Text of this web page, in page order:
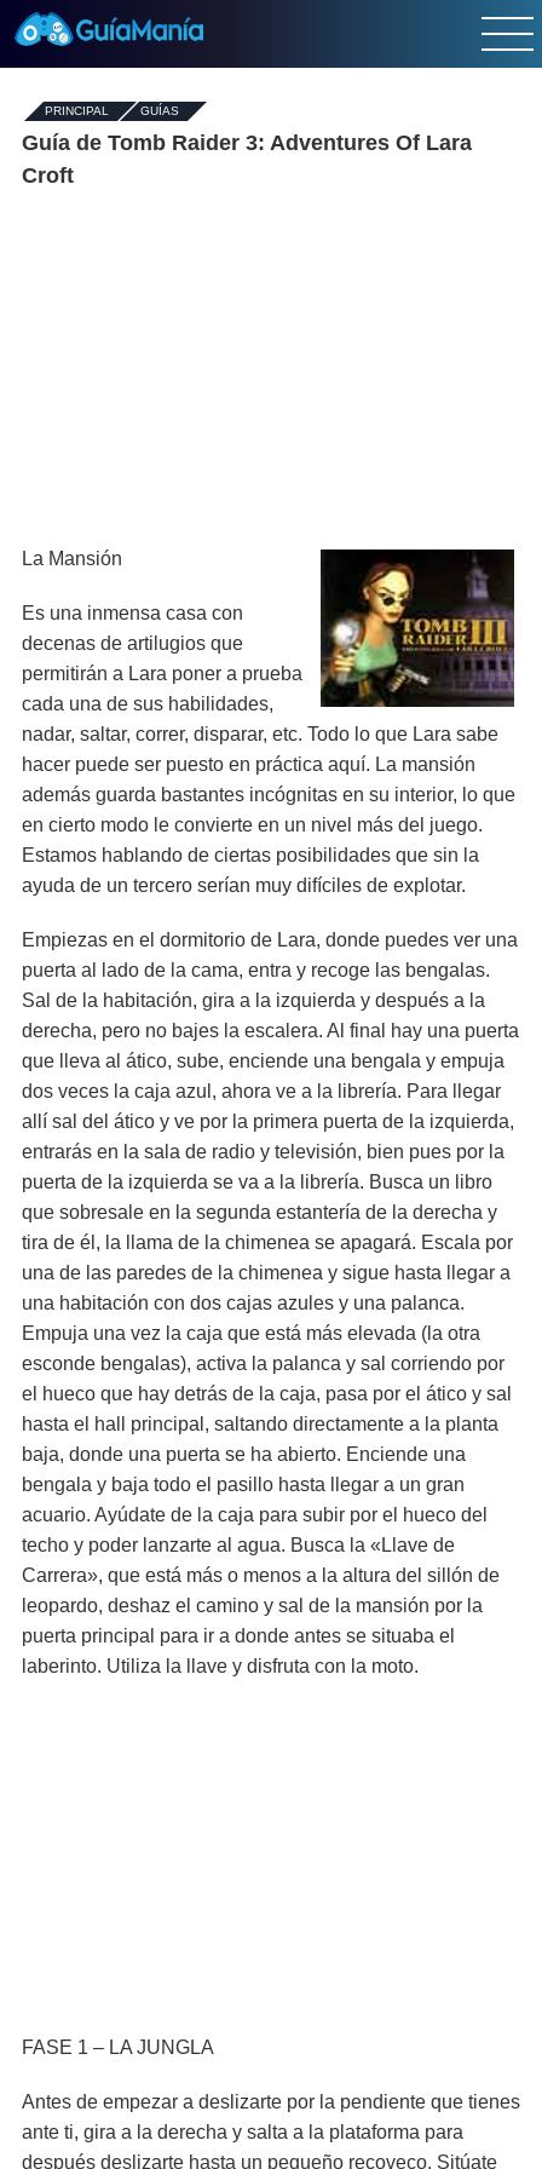
PRINCIPAL - GUÍAS-
Guía de Tomb Raider 3: Adventures Of Lara
Croft
La Mansión
Es una inmensa casa con
decenas de artilugios que
permitirán a Lara poner a prueba
cada una de sus habilidades,
nadar, saltar, correr, disparar, etc. Todo lo que Lara sabe
hacer puede ser puesto en práctica aquí. La mansión
además guarda bastantes incógnitas en su interior, lo que
en cierto modo le convierte en un nivel más del juego.
Estamos hablando de ciertas posibilidades que sin la
ayuda de un tercero serían muy difíciles de explotar.
Empiezas en el dormitorio de Lara, donde puedes ver una
puerta al lado de la cama, entra y recoge las bengalas.
Sal de la habitación, gira a la izquierda y después a la
derecha, pero no bajes la escalera. Al final hay una puerta
que lleva al ático, sube, enciende una bengala y empuja
dos veces la caja azul, ahora ve a la librería. Para llegar
allí sal del ático y ve por la primera puerta de la izquierda,
entrarás en la sala de radio y televisión, bien pues por la
puerta de la izquierda se va a la librería. Busca un libro
que sobresale en la segunda estantería de la derecha y
tira de él, la llama de la chimenea se apagará. Escala por
una de las paredes de la chimenea y sigue hasta llegar a
una habitación con dos cajas azules y una palanca.
Empuja una vez la caja que está más elevada (la otra
esconde bengalas), activa la palanca y sal corriendo por
el hueco que hay detrás de la caja, pasa por el ático y sal
hasta el hall principal, saltando directamente a la planta
baja, donde una puerta se ha abierto. Enciende una
bengala y baja todo el pasillo hasta llegar a un gran
acuario. Ayúdate de la caja para subir por el hueco del
techo y poder lanzarte al agua. Busca la «Llave de
Carrera», que está más o menos a la altura del sillón de
leopardo, deshaz el camino y sal de la mansión por la
puerta principal para ir a donde antes se situaba el
laberinto. Utiliza la llave y disfruta con la moto.
FASE 1 – LA JUNGLA
Antes de empezar a deslizarte por la pendiente que tienes
ante ti, gira a la derecha y salta a la plataforma para
después deslizarte hasta un pequeño recoveco. Sitúate